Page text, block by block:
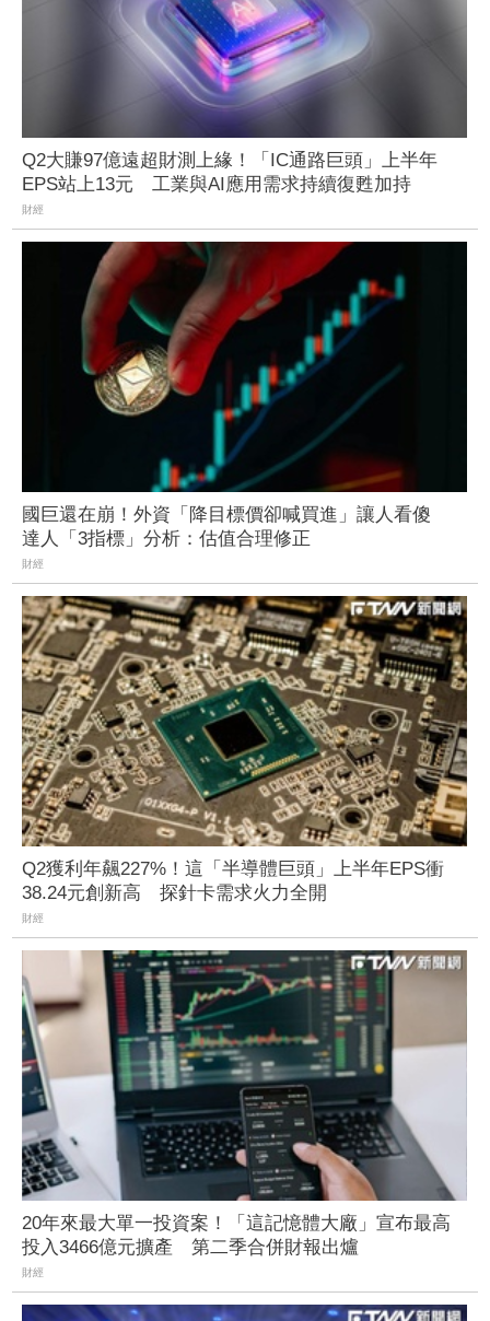
Q2大賺97億遠超財測上緣！「IC通路巨頭」上半年
EPS站上13元 工業與AI應用需求持續復甦加持
財經
國巨還在崩！外資「降目標價卻喊買進」讓人看傻
達人「3指標」分析：估值合理修正
財經
Q2獲利年飆227%！這「半導體巨頭」上半年EPS衝
38.24元創新高 探針卡需求火力全開
財經
20年來最大單一投資案！「這記憶體大廠」宣布最高
投入3466億元擴產 第二季合併財報出爐
財經